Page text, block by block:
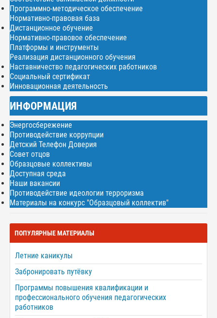
Программно-методическое обеспечение
Нормативно-правовая база
Дистанционное обучение
Нормативно-правовое обеспечение
Платформы и инструменты
Реализация дистанционного обучения
Наставничество педагогических работников
Социальный сертификат
Инновационная деятельность
ИНФОРМАЦИЯ
Энергосбережение
Противодействие коррупции
Детский Телефон Доверия
Совет отцов
Образцовые коллективы
Доступная среда
Наши вакансии
Противодействие идеологии терроризма
Материалы на конкурс "Образцовый коллектив"
ПОПУЛЯРНЫЕ МАТЕРИАЛЫ
Летние каникулы
Забронировать путёвку
Программы повышения квалификации и
профессионального обучения педагогических
работников